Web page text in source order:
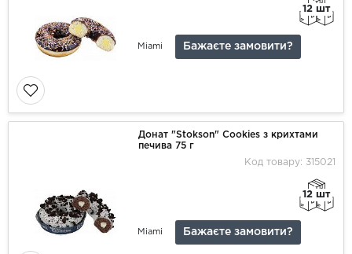
12 шт
Miami Бажаєте замовити?
Донат "Stokson" Сооkies з крихтами
печива 75 г
Код товару: 315021
12 шт
Miami Бажаєте замовити?